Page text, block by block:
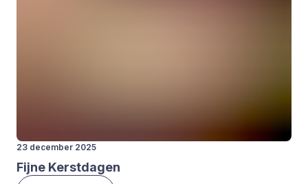
23 december 2025
Fij­ne Kerst­da­gen